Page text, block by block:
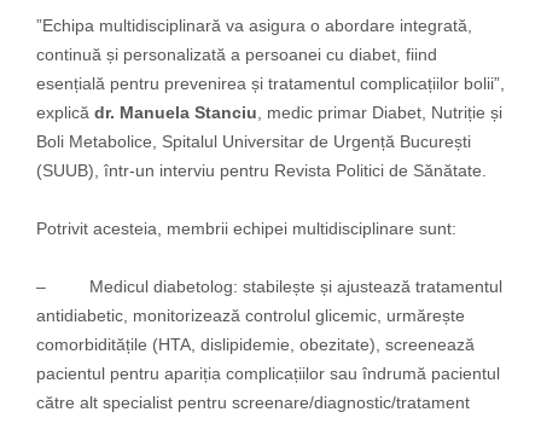
”Echipa multidisciplinară va asigura o abordare integrată,
continuă și personalizată a persoanei cu diabet, fiind
esențială pentru prevenirea și tratamentul complicațiilor bolii”,
explică dr. Manuela Stanciu , medic primar Diabet, Nutriție și
Boli Metabolice, Spitalul Universitar de Urgență București
(SUUB), într-un interviu pentru Revista Politici de Sănătate.
Potrivit acesteia, membrii echipei multidisciplinare sunt:
– Medicul diabetolog: stabilește și ajustează tratamentul
antidiabetic, monitorizează controlul glicemic, urmărește
comorbiditățile (HTA, dislipidemie, obezitate), screenează
pacientul pentru apariția complicațiilor sau îndrumă pacientul
către alt specialist pentru screenare/diagnostic/tratament